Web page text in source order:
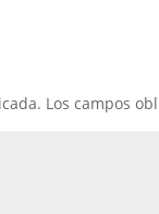
Los campos